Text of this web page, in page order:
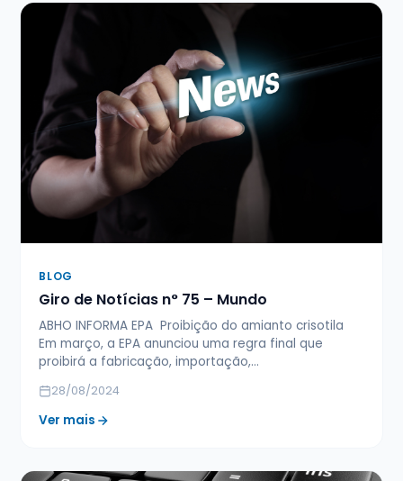
BLOG
Giro de Notícias n° 75 – Mundo
ABHO INFORMA EPA Proibição do amianto crisotila
Em março, a EPA anunciou uma regra final que
proibirá a fabricação, importação,…
28/08/2024
Ver mais